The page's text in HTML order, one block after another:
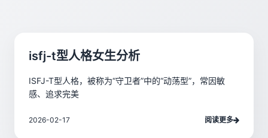
isfj-t型人格女生分析
ISFJ-T型人格，被称为“守卫者”中的“动荡型”，常因敏
感、追求完美
2026-02-17 阅读更多